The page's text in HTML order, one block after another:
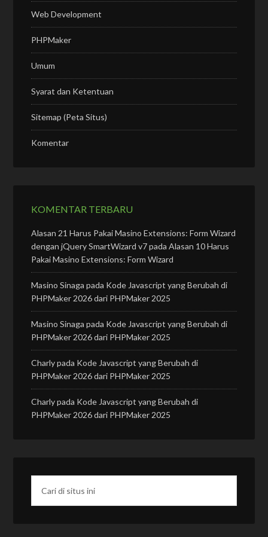
Web Development
PHPMaker
Umum
Syarat dan Ketentuan
Sitemap (Peta Situs)
Komentar
KOMENTAR TERBARU
Alasan 21 Harus Pakai Masino Extensions: Form Wizard
dengan jQuery SmartWizard v7padaAlasan 10 Harus
Pakai Masino Extensions: Form Wizard
Masino Sinaga pada Kode Javascript yang Berubah di
PHPMaker 2026 dari PHPMaker 2025
Masino Sinaga pada Kode Javascript yang Berubah di
PHPMaker 2026 dari PHPMaker 2025
Charlypada Kode Javascript yang Berubah di
PHPMaker 2026 dari PHPMaker 2025
Charlypada Kode Javascript yang Berubah di
PHPMaker 2026 dari PHPMaker 2025